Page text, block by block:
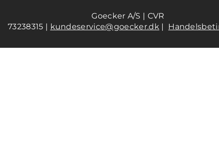
Goecker A/S | CVR
73238315 | kundeservice@goecker.dk|